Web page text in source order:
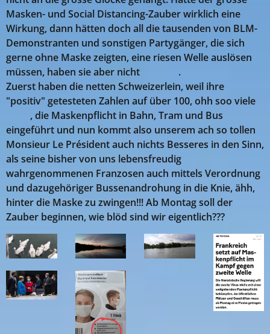
Masken- und Social Distancing-Zauber wirklich eine
Wirkung, dann hätten doch all die tausenden von BLM-
Demonstranten und sonstigen Partygänger, die sich
gerne ohne Maske zeigten, eine riesen Welle auslösen
müssen, haben sie aber nicht 😎😂😊.
Zuerst haben die netten Schweizerlein, weil ihre
"positiv" getesteten Zahlen auf über 100, ohh soo viele
🤣🤣, die Maskenpflicht in Bahn, Tram und Bus
eingeführt und nun kommt also unserem ach so tollen
Monsieur Le Président auch nichts Besseres in den Sinn,
als seine bisher von uns lebensfreudig
wahrgenommenen Franzosen auch mittels Verordnung
und dazugehöriger Bussenandrohung in die Knie, ähh,
hinter die Maske zu zwingen!!! Ab Montag soll der
Zauber beginnen, wie blöd sind wir eigentlich???